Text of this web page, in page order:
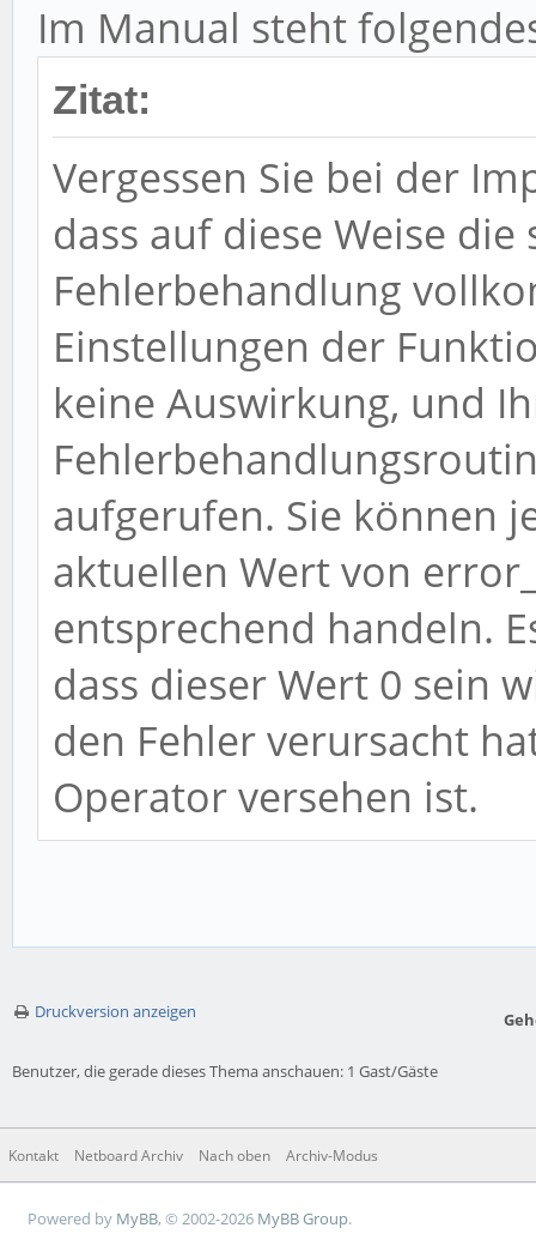
Im Manual steht
Zitat:
Vergessen Sie bei der
dass auf diese Weise
Fehlerbehandlung
Einstellungen der
keine Auswirkung, und
aufgerufen. Sie können
aktuellen Wert von
entsprechend handeln.
dass dieser Wert 0 sein
den Fehler verursacht
Operator versehen ist.
Druckversion anzeigen
Benutzer, die gerade dieses Thema anschauen: 1 Gast/Gäste
Kontakt Netboard Archiv Nach oben Archiv-Modus
Powered by MyBB, © 2002-2026 MyBB Group.